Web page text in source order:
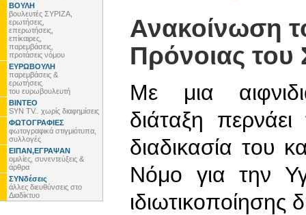
ΒΟΥΛΗ
βουλευτές ΣΥΡΙΖΑ,
ερωτήσεις,
επερωτήσεις,
επίκαιρες,
παρεμβάσεις,
προτάσεις νόμου
ΕΥΡΩΒΟΥΛΗ
παρεμβάσεις &
ερωτήσεις
του ευρωβουλευτή
ΒΙΝΤΕΟ
SYN TV.. χωρίς διαφημίσεις
ΦΩΤΟΓΡΑΦΙΕΣ
φωτογραφικά στιγμιότυπα,
συλλογές
ΕΙΠΑΝ,ΕΓΡΑΨΑΝ
ομιλίες, συνεντεύξεις &
άρθρα
ΣΥΝδέσεις
άλλες διευθύνσεις στο
Διαδίκτυο
Ανακοίνωση
Πρόνοιας του
Με μια
διάταξη
διαδικασία του
Νόμο για την